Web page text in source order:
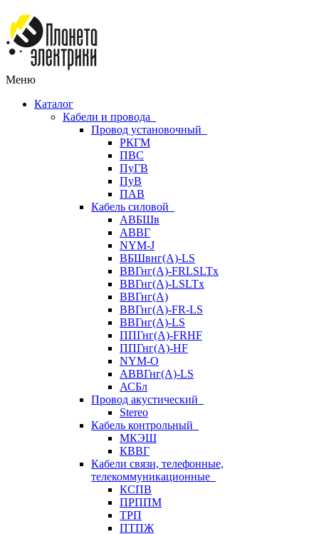
Меню
Каталог
Кабели и провода
Провод установочный
РКГМ
ПВС
ПуГВ
ПуВ
ПАВ
Кабель силовой
АВБШв
АВВГ
NYM-J
ВБШвнг(А)-LS
ВВГнг(A)-FRLSLTx
ВВГнг(A)-LSLTx
ВВГнг(А)
ВВГнг(А)-FR-LS
ВВГнг(А)-LS
ППГнг(А)-FRHF
ППГнг(А)-HF
NYM-O
АВВГнг(А)-LS
АСБл
Провод акустический
Stereo
Кабель контрольный
МКЭШ
КВВГ
Кабели связи, телефонные,
телекоммуникационные
КСПВ
ПРППМ
ТРП
ПТПЖ